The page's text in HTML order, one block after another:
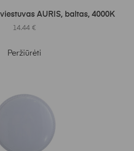
Į KREPŠELĮAURIS, baltas, 4000K
14.44 €
Peržiūrėti